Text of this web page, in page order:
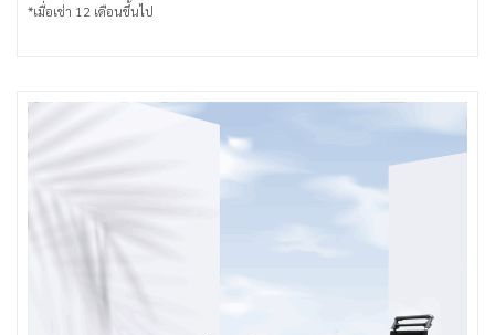
*เมื่อเช่า 12 เดือนขึ้นไป